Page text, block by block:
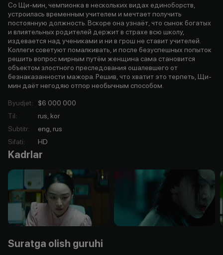
Со Щи-мин, чемпионка в нескольких видах единоборств,
устроилась временным учителем и мечтает получить
постоянную должность. Вскоре она узнаёт, что сынок богатых
и влиятельных родителей держит в страхе всю школу,
издевается над учениками и ни в грош не ставит учителей.
Коллеги советуют помалкивать, и после безуспешных попыток
решить вопрос мирным путём женщина сама становится
объектом злостного преследования ошалевшего от
безнаказанности мажора. Решив, что хватит это терпеть, Щи-
мин даёт негодяю отпор необычным способом.
Byudjet:
$6 000 000
Til:
rus, kor
Subtitr:
eng, rus
Sifati: HD
Kadrlar
Suratga olish guruhi